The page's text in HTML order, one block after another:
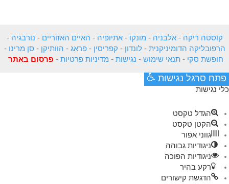
קוסטה ריקה -אלבניה - מונקו -אתיופיה - האיים האזוריים - נורבגיה -
הרפובליקה הדומיניקנית -לונדון - קפריסין -פראג - הוותיקן - סן מרינו -
חופשת סקי -תנאי שימוש - נגישות - מדיניות פרטיות - פרסום באתר
פתח סרגל נגישות
כלי נגישות
הגדל טקסט
הקטן טקסט
גווני אפור
ניגודיות גבוהה
ניגודיות הפוכה
רקע בהיר
הדגשת קישורים